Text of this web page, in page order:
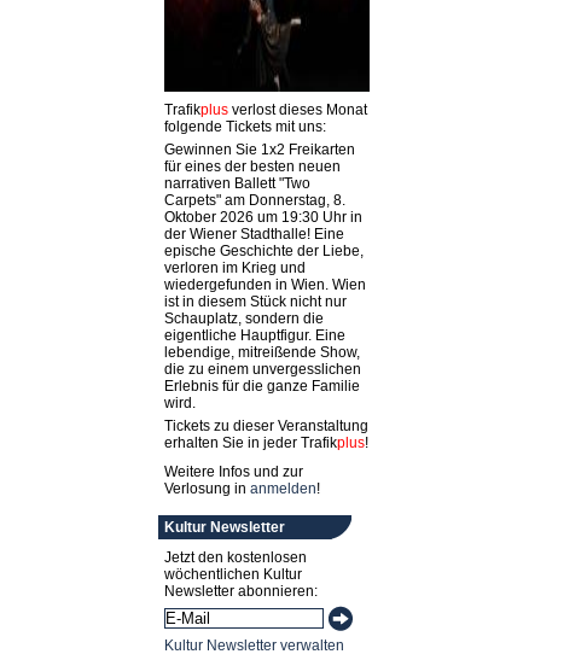
Trafikplusverlost dieses Monat
folgende Tickets mit uns:
Gewinnen Sie 1x2 Freikarten
für eines der besten neuen
narrativen Ballett "Two
Carpets" am Donnerstag, 8.
Oktober 2026 um 19:30 Uhr in
der Wiener Stadthalle! Eine
epische Geschichte der Liebe,
verloren im Krieg und
wiedergefunden in Wien. Wien
ist in diesem Stück nicht nur
Schauplatz, sondern die
eigentliche Hauptfigur. Eine
lebendige, mitreißende Show,
die zu einem unvergesslichen
Erlebnis für die ganze Familie
wird.
Tickets zu dieser Veranstaltung
erhalten Sie in jeder Trafikplus!
Weitere Infos und zur
Verlosung in anmelden!
Kultur Newsletter
Jetzt den kostenlosen
wöchentlichen Kultur
Newsletter abonnieren:
Kultur Newsletter verwalten